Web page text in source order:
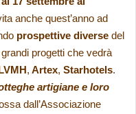
anche quest’anno ad
prospettive diverse del
progetti che vedrà
, Artex, Starhotels.
artigiane e loro
dall’Associazione